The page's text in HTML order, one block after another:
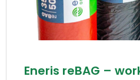
Eneris reBAG –